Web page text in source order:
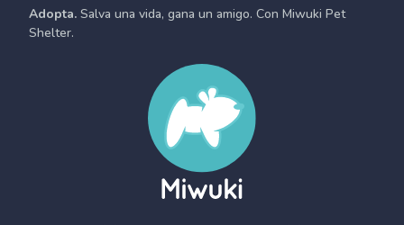
Adopta. Salva una vida, gana un amigo. Con Miwuki Pet
Shelter.